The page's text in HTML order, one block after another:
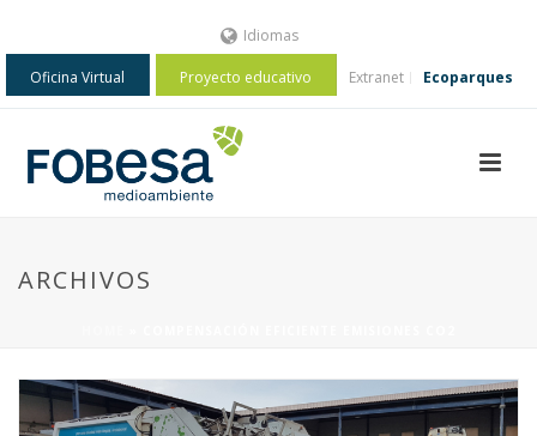
Idiomas
Oficina Virtual Proyecto educativo Extranet Ecoparques
ARCHIVOS